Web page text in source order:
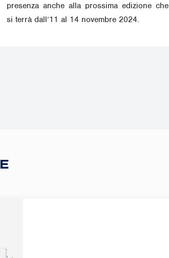
presenza anche alla prossima edizione che
si terrà dall’11 al 14 novembre 2024.